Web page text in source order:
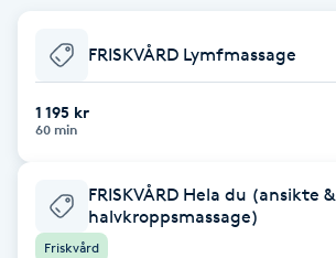
Celluliter
Coachning
Color correction
FRISKVÅRD Lymfmassage
1 195 kr
60 min
FRISKVÅRD Hela du (ansikte &
halvkroppsmassage)
Friskvård